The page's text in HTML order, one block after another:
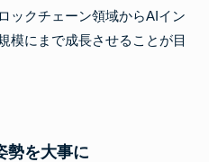
ックチェーン領域からAIイン
模にまで成長させることが目
勢を大事に